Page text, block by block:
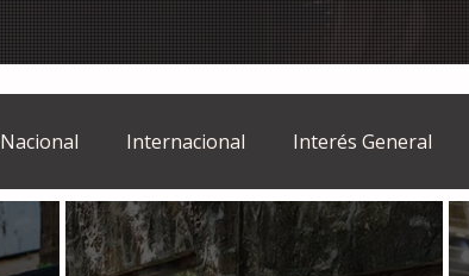
Nacional Internacional Interés General
Estilo de vida Israel bano Tragedia